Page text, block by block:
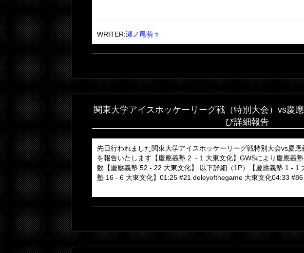
WRITER:瀬ノ尾萌々
関東大学アイスホッケーリーグ戦（特別大会）vs慶
び詳細報告
先日行われました関東大学アイスホッケーリーグ戦特別大会vs慶
を報告いたします【慶應義塾 2 - 1 大東文化】GWSにより慶應義
数【慶應義塾 52 - 22 大東文化】 以下詳細（1P）【慶應義塾 1 - 1
塾 16 - 6 大東文化】01:25 #21 deleyofthegame 大東文化04:33 #86